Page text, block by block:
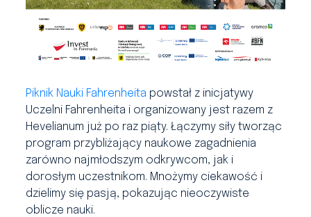
Piknik Nauki Fahrenheita powstał z inicjatywy
Uczelni Fahrenheita i organizowany jest razem z
Hevelianum już po raz piąty. Łączymy siły tworząc
program przybliżający naukowe zagadnienia
zarówno najmłodszym odkrywcom, jak i
dorosłym uczestnikom. Mnożymy ciekawość i
dzielimy się pasją, pokazując nieoczywiste
oblicze nauki.